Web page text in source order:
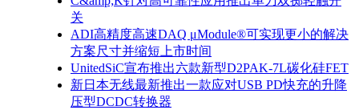
关
ADI高精度高速DAQ μModule®可实现更小的解决
方案尺寸并缩短上市时间
UnitedSiC宣布推出六款新型D2PAK-7L碳化硅FET
新日本无线最新推出一款应对USB PD快充的升降
压型DCDC转换器